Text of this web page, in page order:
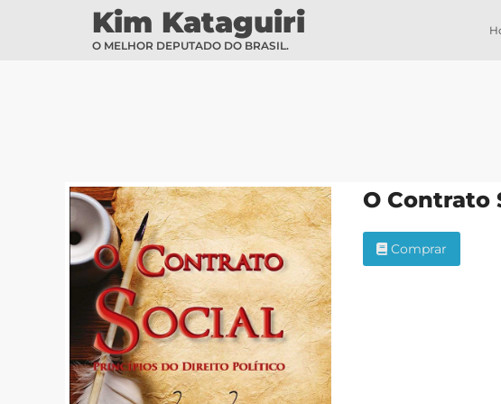
Kim Kataguiri
O MELHOR DEPUTADO DO BRASIL.
O Contrato
Comprar